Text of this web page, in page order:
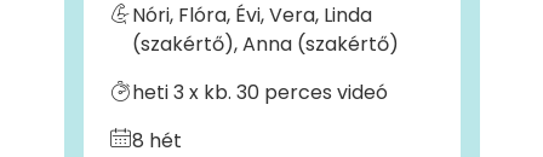
Nóri, Flóra, Évi, Vera, Linda
(szakértő), Anna (szakértő)
heti 3 x kb. 30 perces videó
8 hét